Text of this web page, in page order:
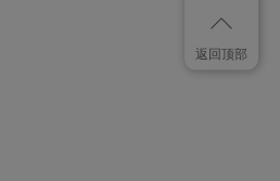
返回顶部